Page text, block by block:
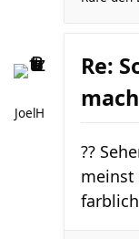
JoelH
Re:
??
meinst